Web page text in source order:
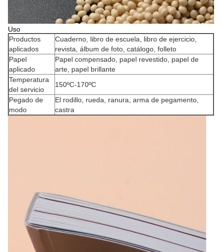
Uso
Productos
aplicados
Cuaderno, libro de escuela, libro de ejercicio,
revista, álbum de foto, catálogo, folleto
Papel
aplicado
Papel compensado, papel revestido, papel de
arte, papel brillante
Temperatura
del servicio
150ºC-170ºC
Pegado de
modo
El rodillo, rueda, ranura, arma de pegamento,
castra